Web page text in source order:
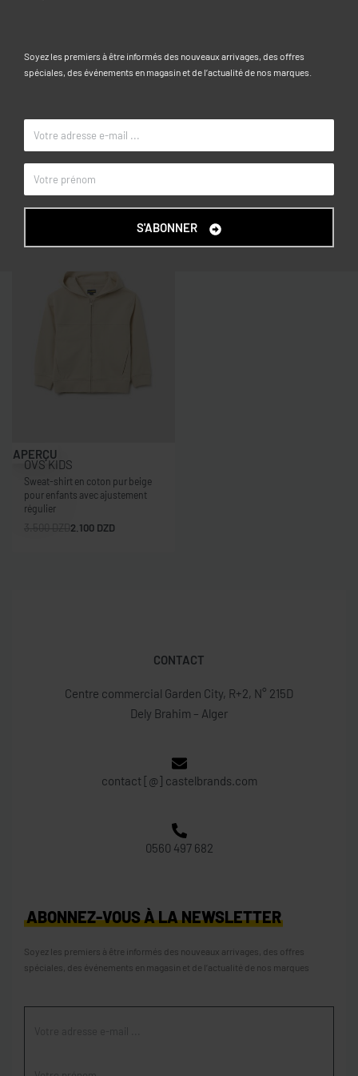
MARQUE
Articles similaires
-40% OFF
APERÇU
OVS KIDS
Sweat-shirt en coton pur beige
pour enfants avec ajustement
régulier
DZD 2.100 DZD
CONTACT
Centre commercial Garden City, R+2, N° 215D
Dely Brahim – Alger
contact [@] castelbrands.com
0560 497 682
ABONNEZ-VOUS À LA NEWSLETTER
Soyez les premiers à être informés des nouveaux arrivages, des offres
spéciales, des événements en magasin et de l’actualité de nos marques
Soyez les premiers à être informés des nouveaux arrivages, des offres
spéciales, des événements en magasin et de l’actualité de nos marques.
S'ABONNER